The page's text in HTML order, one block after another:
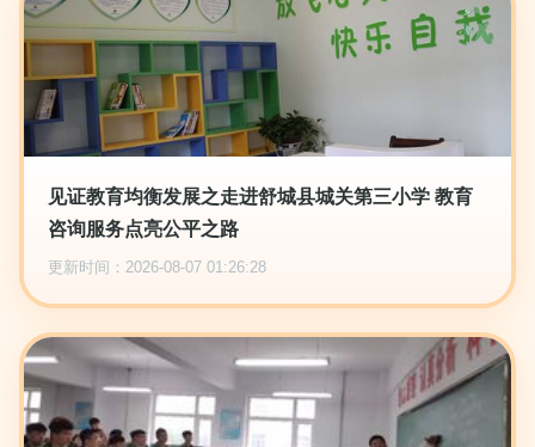
见证教育均衡发展之走进舒城县城关第三小学 教育
咨询服务点亮公平之路
更新时间：2026-08-07 01:26:28